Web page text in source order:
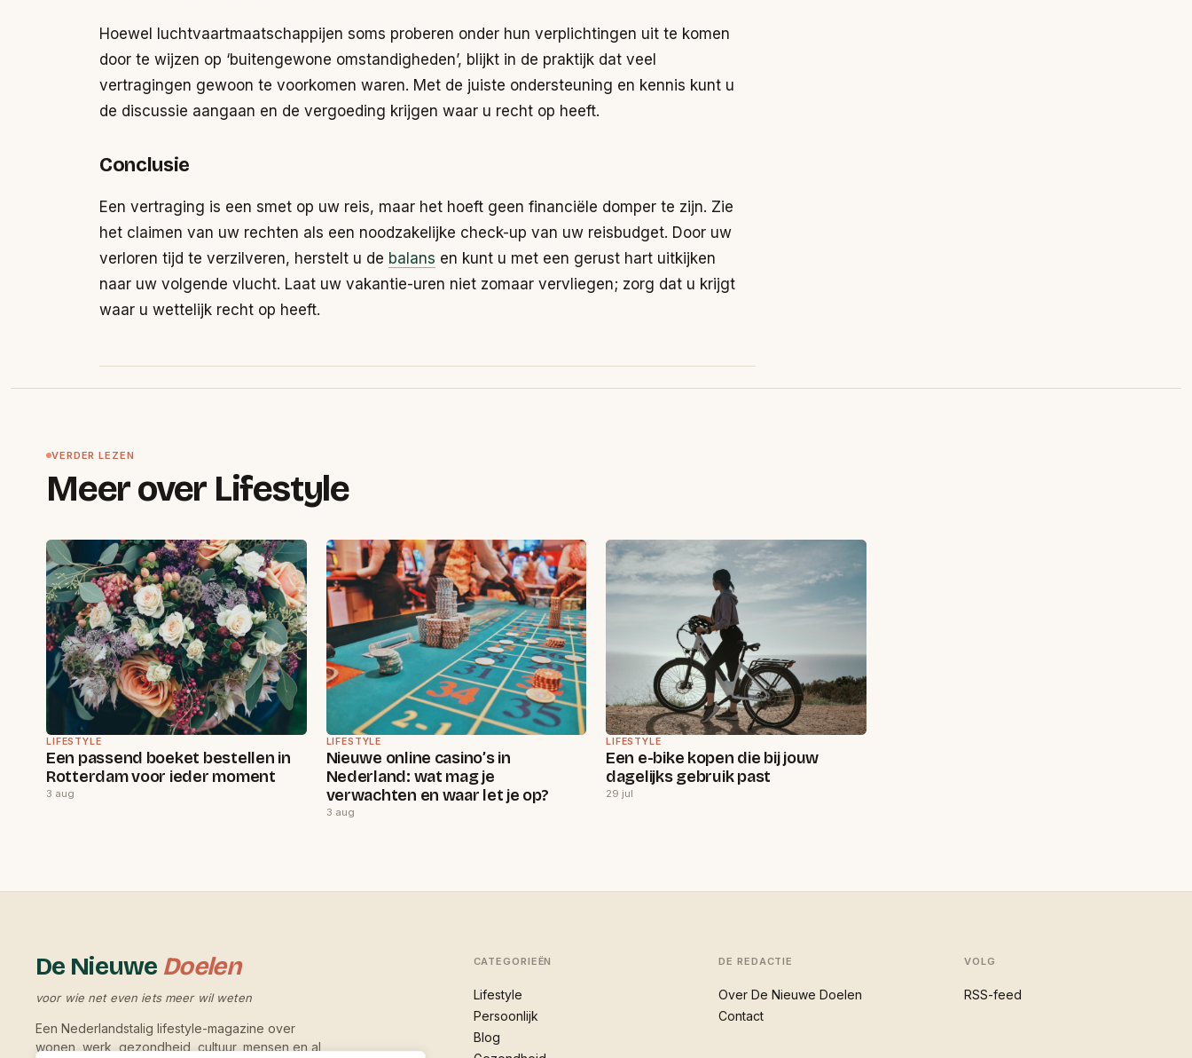
Hoewel luchtvaartmaatschappijen soms proberen onder hun verplichtingen uit te komen
door te wijzen op ‘buitengewone omstandigheden’, blijkt in de praktijk dat veel
vertragingen gewoon te voorkomen waren. Met de juiste ondersteuning en kennis kunt u
de discussie aangaan en de vergoeding krijgen waar u recht op heeft.
Conclusie
Een vertraging is een smet op uw reis, maar het hoeft geen financiële domper te zijn. Zie
het claimen van uw rechten als een noodzakelijke check-up van uw reisbudget. Door uw
verloren tijd te verzilveren, herstelt u de balans en kunt u met een gerust hart uitkijken
naar uw volgende vlucht. Laat uw vakantie-uren niet zomaar vervliegen; zorg dat u krijgt
waar u wettelijk recht op heeft.
VERDER LEZEN
Meer over Lifestyle
LIFESTYLE
Een passend boeket bestellen in
Rotterdam voor ieder moment
3 aug
LIFESTYLE
Nieuwe online casino’s in
Nederland: wat mag je
verwachten en waar let je op?
3 aug
LIFESTYLE
Een e-bike kopen die bij jouw
dagelijks gebruik past
29 jul
De Nieuwe Doelen
voor wie net even iets meer wil weten
Een Nederlandstalig lifestyle-magazine over
wonen, werk, gezondheid, cultuur, mensen en al
CATEGORIEËN
Lifestyle
Persoonlijk
Blog
DE REDACTIE
Over De Nieuwe Doelen
Contact
VOLG
RSS-feed